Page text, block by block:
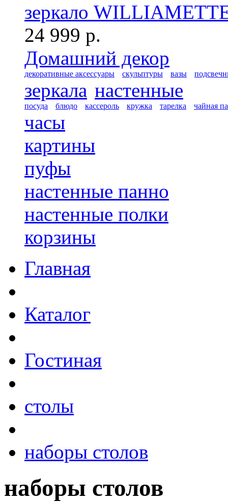
зеркало
24 999 р.
Домашний декор
декоративные аксессуары скульптуры вазы
зеркала настенные
посуда блюдо кассероль кружка тарелка чайная
часы
картины
пуфы
настенные панно
настенные полки
корзины
Главная
Каталог
Гостиная
столы
наборы столов
наборы столов